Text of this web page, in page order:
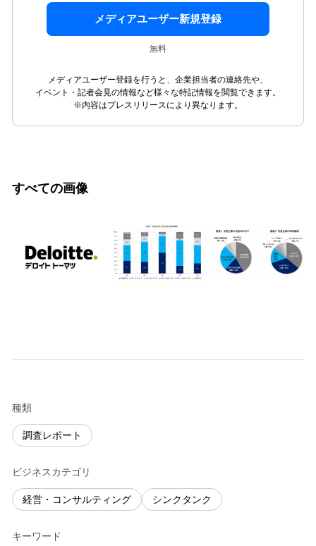
メディアユーザー新規登録
無料
メディアユーザー登録を行うと、企業担当者の連絡先や、
イベント・記者会見の情報など様々な特記情報を閲覧できます。
※内容はプレスリリースにより異なります。
すべての画像
種類
調査レポート
ビジネスカテゴリ
経営・コンサルティング シンクタンク
キーワード